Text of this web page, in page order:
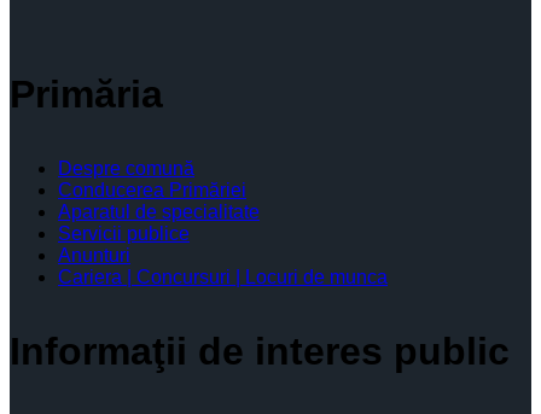
Primăria
Despre comună
Conducerea Primăriei
Aparatul de specialitate
Servicii publice
Anunturi
Cariera | Concursuri | Locuri de munca
Informaţii de interes public